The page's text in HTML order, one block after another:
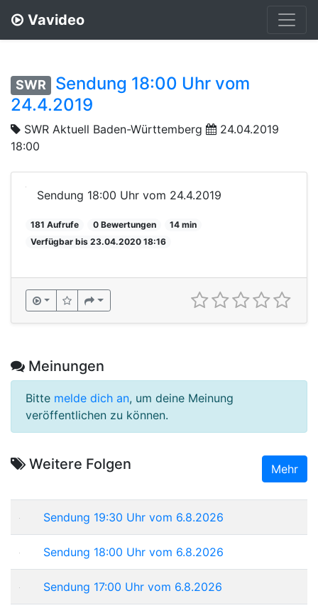
Vavideo
SWR
Sendung 18:00 Uhr vom
24.4.2019
SWR Aktuell Baden-Württemberg
24.04.2019
18:00
Sendung 18:00 Uhr vom 24.4.2019
181 Aufrufe 0 Bewertungen
14 min
Verfügbar bis 23.04.2020 18:16
Meinungen
Bitte melde dich an, um deine Meinung
veröffentlichen zu können.
Weitere Folgen Mehr
Sendung 19:30 Uhr vom 6.8.2026
Sendung 18:00 Uhr vom 6.8.2026
Sendung 17:00 Uhr vom 6.8.2026